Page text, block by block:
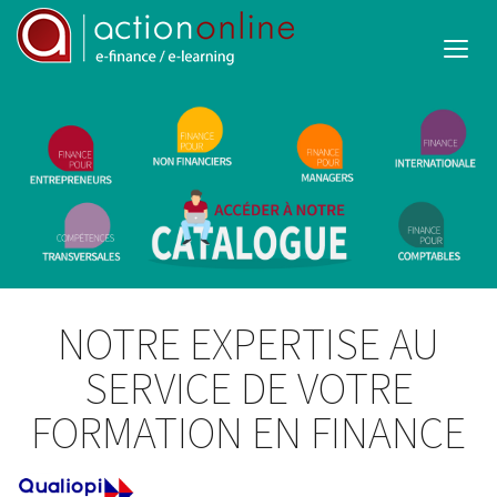
NOTRE EXPERTISE AU
SERVICE DE VOTRE
FORMATION EN FINANCE